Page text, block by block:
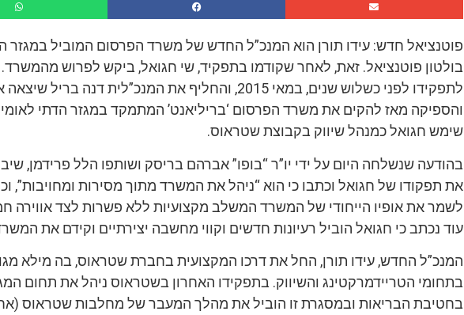
פוטנציאל חדש: עידו תורן הוא המנכ”ל החדש של משרד הפרסום המוביל במגזר
בולטון פוטנציאל. זאת, לאחר שקודמו בתפקיד, שי חגואל, ביקש לפרוש מהמשרד.
לתפקידו לפני כשלוש שנים, במאי 2015, והחליף את המנכ”לית דנה
והספיקה מאז להקים את משרד הפרסום ‘בריליאנט’ המתמקד במגזר הדתי
שימש חגואל כמנהל שיווק בקבוצת שטראוס.
בהודעה שנשלחה היום על ידי יו”ר “בופו” אברהם בריסק ושותפו הלל פרידמן,
את תפקודו של חגואל וכתבו כי הוא “ניהל את המשרד מתוך מסירות ומחויבות”,
לשמר את אופיו הייחודי של המשרד המשלב מקצועיות ללא פשרות לצד אווירה
עוד נכתב כי חגואל הוביל רעיונות חדשים וקווי מחשבה יצירתיים וקידם את
המנכ”ל החדש, עידו תורן, החל את דרכו המקצועית בחברת שטראוס, בה מילא
בתחומי הטריידמרקטינג והשיווק. בתפקידו האחרון בשטראוס ניהל את תחום
בחטיבת הבריאות ובמסגרת זו הוביל את מהלך המעבר של מחלבות שטראוס